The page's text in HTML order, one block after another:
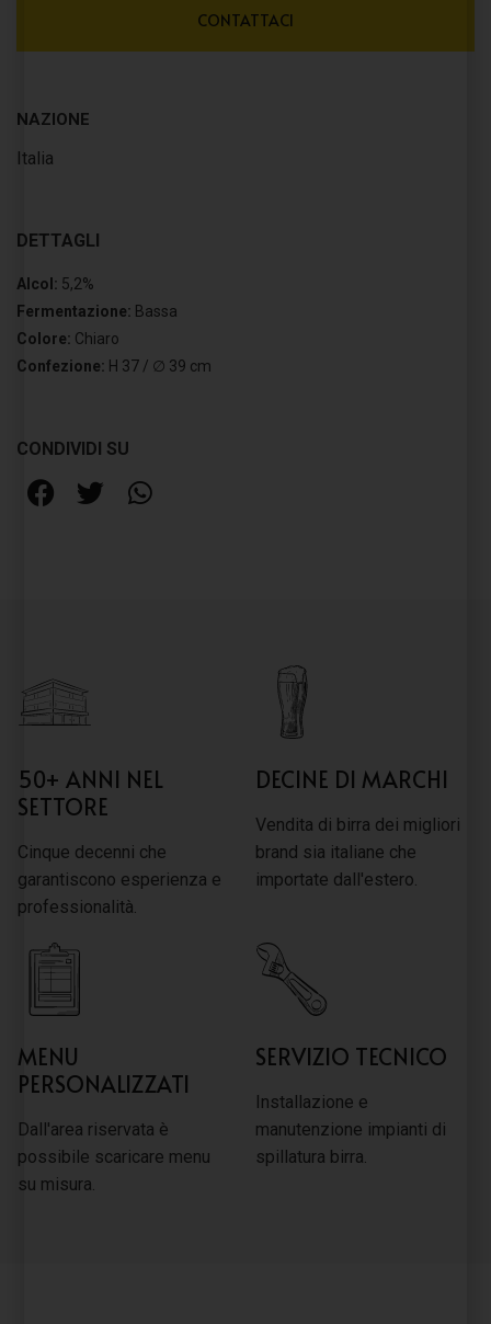
CONTATTACI
NAZIONE
Italia
DETTAGLI
Alcol: 5,2%
Fermentazione: Bassa
Colore: Chiaro
Confezione: H 37 / ∅ 39 cm
CONDIVIDI SU
50+ ANNI NEL
SETTORE
Cinque decenni che
garantiscono esperienza e
professionalità.
DECINE DI MARCHI
Vendita di birra dei migliori
brand sia italiane che
importate dall'estero.
MENU
PERSONALIZZATI
Dall'area riservata è
possibile scaricare menu
su misura.
SERVIZIO TECNICO
Installazione e
manutenzione impianti di
spillatura birra.